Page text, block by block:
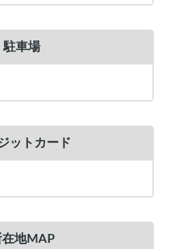
駐車場
ットカード
在地MAP